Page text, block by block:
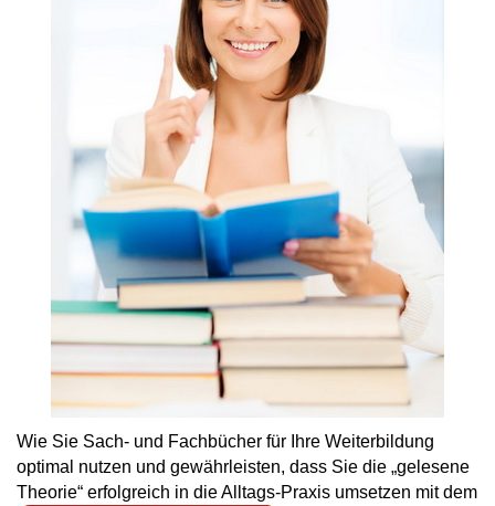
Wie Sie Sach- und Fachbücher für Ihre Weiterbildung
optimal nutzen und gewährleisten, dass Sie die „gelesene
Theorie“ erfolgreich in die Alltags-Praxis umsetzen mit dem